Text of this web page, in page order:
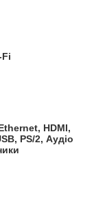
HDMI,
PS/2, Аудіо